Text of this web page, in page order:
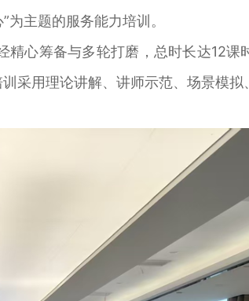
主题的服务能力培训。
心筹备与多轮打磨，总时长达12课
采用理论讲解、讲师示范、场景模